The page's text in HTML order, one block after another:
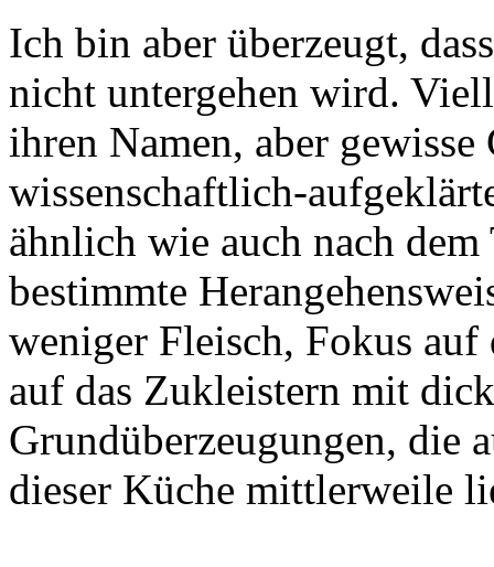
Ich bin aber überzeugt,
nicht untergehen wird.
ihren Namen, aber
wissenschaftlich-
ähnlich wie auch nach
bestimmte
weniger Fleisch, Fokus
auf das Zukleistern mit
Grundüberzeugungen, die
dieser Küche mittlerweile